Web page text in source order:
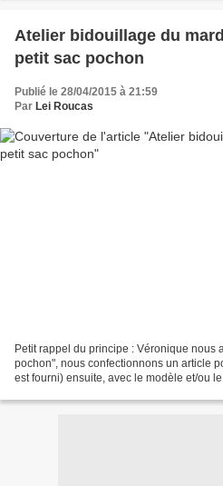
Atelier bidouillage du
petit sac pochon
Publié le 28/04/2015 à 21:59
Par Lei Roucas
Petit rappel du principe : Véronique nous
pochon", nous confectionnons un article
est fourni) ensuite, avec le modèle et/ou